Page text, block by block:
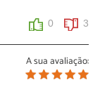
0 3
A sua avaliação: